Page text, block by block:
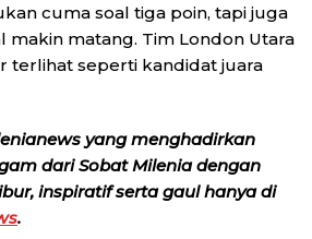
cuma soal tiga poin, tapi juga
makin matang. Tim London Utara
terlihat seperti kandidat juara
yang menghadirkan
dari Sobat Milenia dengan
inspiratif serta gaul hanya di
.